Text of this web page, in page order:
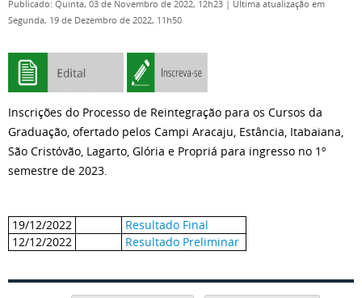
Publicado: Quinta, 03 de Novembro de 2022, 12h23 | Última atualização em
Segunda, 19 de Dezembro de 2022, 11h50
Inscrições do Processo de Reintegração para os Cursos da
Graduação, ofertado pelos Campi Aracaju, Estância, Itabaiana,
São Cristóvão, Lagarto, Glória e Propriá para ingresso no 1º
semestre de 2023.
19/12/2022
Resultado Final
12/12/2022
Resultado Preliminar